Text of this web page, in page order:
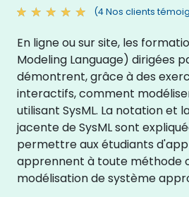
(4 Nos clients
En ligne ou sur site, les
Modeling Language) dirigées
démontrent, grâce à des
interactifs, comment
utilisant SysML. La notation et
jacente de SysML sont
permettre aux étudiants
apprennent à toute méthode
modélisation de système